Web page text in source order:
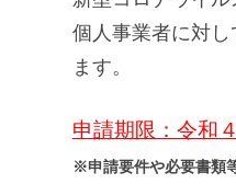
個人事業者に対
ます。
申請期限：令和
※申請要件や必要書類